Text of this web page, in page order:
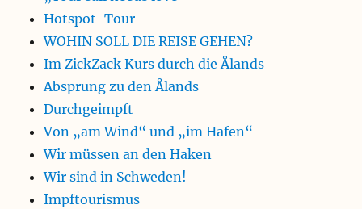
Hotspot-Tour
WOHIN SOLL DIE REISE GEHEN?
Im ZickZack Kurs durch die Ålands
Absprung zu den Ålands
Durchgeimpft
Von „am Wind“ und „im Hafen“
Wir müssen an den Haken
Wir sind in Schweden!
Impftourismus